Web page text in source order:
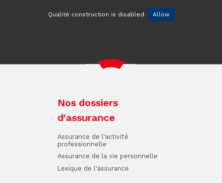
Qualité construction is disabled. Allow
Nos dossiers
d'assurance
Assurance de l'activité
professionnelle
Assurance de la vie personnelle
Lexique de l'assurance